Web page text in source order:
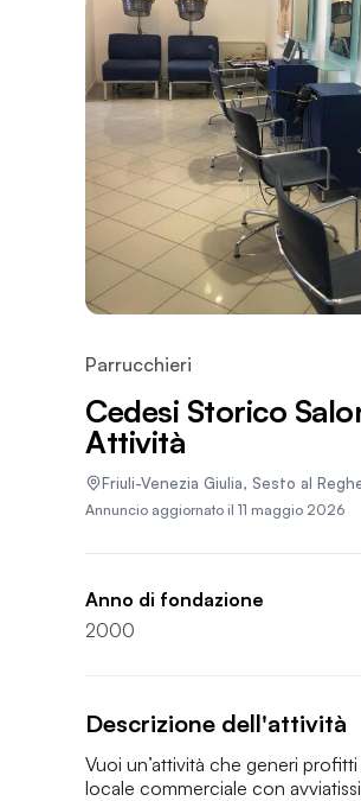
Parrucchieri
Cedesi Storico
Attività
Friuli-Venezia Giulia, Sesto al
Annuncio aggiornato il 11 maggio 2026
Anno di fondazione
2000
Descrizione dell'attività
Vuoi un’attività che generi
locale commerciale con